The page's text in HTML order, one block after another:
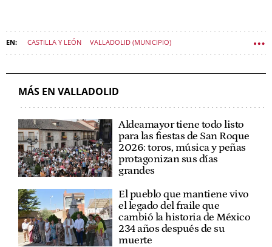
CASTILLA Y LEÓN VALLADOLID (MUNICIPIO)
MÁS EN VALLADOLID
Aldeamayor tiene todo listo
para las fiestas de San Roque
2026: toros, música y peñas
protagonizan sus días
grandes
El pueblo que mantiene vivo
el legado del fraile que
cambió la historia de México
234 años después de su
muerte